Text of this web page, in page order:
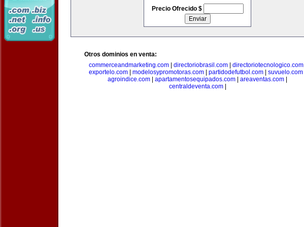
Precio Ofrecido $
Otros dominios en venta:
commerceandmarketing.com| directoriobrasil.com| directoriotecnologico.com|
exportelo.com
modelosypromotoras.com partidodefutbol.com suvuelo.com
agroindice.com
apartamentosequipados.com areaventas.com
centraldeventa.com|